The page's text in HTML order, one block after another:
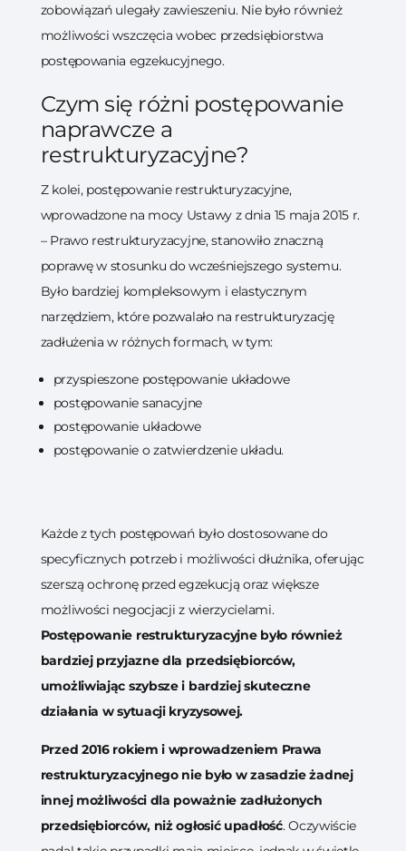
zobowiązań ulegały zawieszeniu. Nie było również
możliwości wszczęcia wobec przedsiębiorstwa
postępowania egzekucyjnego.
Czym się różni postępowanie
naprawcze a
restrukturyzacyjne?
Z kolei, postępowanie restrukturyzacyjne,
wprowadzone na mocy Ustawy z dnia 15 maja 2015 r.
– Prawo restrukturyzacyjne, stanowiło znaczną
poprawę w stosunku do wcześniejszego systemu.
Było bardziej kompleksowym i elastycznym
narzędziem, które pozwalało na restrukturyzację
zadłużenia w różnych formach, w tym:
przyspieszone postępowanie układowe
postępowanie sanacyjne
postępowanie układowe
postępowanie o zatwierdzenie układu.
Każde z tych postępowań było dostosowane do
specyficznych potrzeb i możliwości dłużnika, oferując
szerszą ochronę przed egzekucją oraz większe
możliwości negocjacji z wierzycielami.
Postępowanie restrukturyzacyjne było również
bardziej przyjazne dla przedsiębiorców,
umożliwiając szybsze i bardziej skuteczne
działania w sytuacji kryzysowej.
Przed 2016 rokiem i wprowadzeniem Prawa
restrukturyzacyjnego nie było w zasadzie żadnej
innej możliwości dla poważnie zadłużonych
przedsiębiorców, niż ogłosić upadłość. Oczywiście